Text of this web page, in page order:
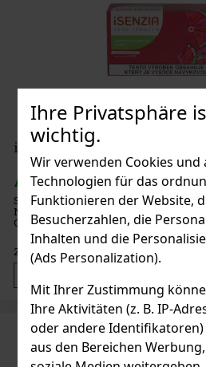
Ihre Privatsphäre
wichtig.
Wir verwenden Cookies und
Technologien für das
Funktionieren der Website,
Besucherzahlen, die
Inhalten und die
(Ads Personalization).
Mit Ihrer Zustimmung
Ihre Aktivitäten (z. B. IP-
oder andere
aus den Bereichen
iSENZIA Summer
AUF LAGER(> 5 Kar)
Süßer Melonengeschmack ohne
Nikotin. ISENZIA-Füllungen sind nur
Gerät Pulze bestimmt. Eine Packung
Karton enthält 10 Packungen.
29.59 € ohne VAT